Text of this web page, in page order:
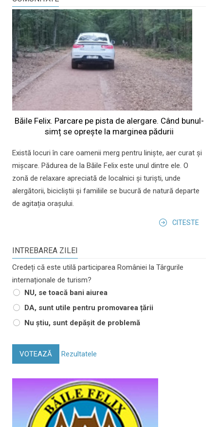
Băile Felix. Parcare pe pista de alergare. Când bunul-
simț se oprește la marginea pădurii
Există locuri în care oamenii merg pentru liniște, aer curat și
mișcare. Pădurea de la Băile Felix este unul dintre ele. O
zonă de relaxare apreciată de localnici și turiști, unde
alergătorii, bicicliștii și familiile se bucură de natură departe
de agitația orașului.
CITESTE
INTREBAREA ZILEI
Credeți că este utilă participarea României la Târgurile
internaționale de turism?
NU, se toacă bani aiurea
DA, sunt utile pentru promovarea țării
Nu știu, sunt depășit de problemă
VOTEAZĂ Rezultatele